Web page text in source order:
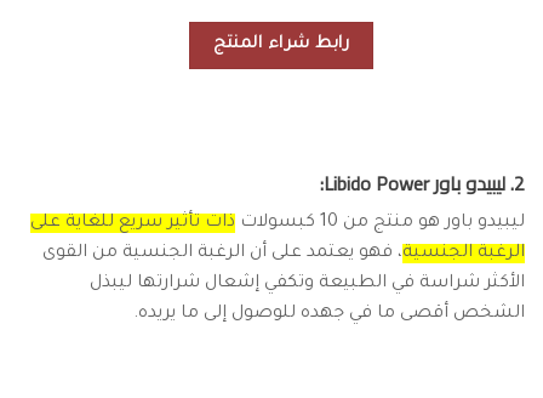
رابط شراء المنتج
2. ليبيدو باور Libido Power:
ليبيدو باور هو منتج من 10 كبسولات
ذات تأثير سريع للغاية على
الرغبة الجنسية، فهو يعتمد على أن الرغبة الجنسية من القوى
الأكثر شراسة في الطبيعة وتكفي إشعال شرارتها ليبذل
الشخص أقصى ما في جهده للوصول إلى ما يريده.